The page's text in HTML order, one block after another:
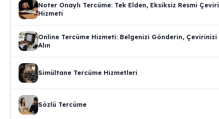
Noter Onaylı Tercüme: Tek Elden, Eksiksiz Resmi Çeviri
Hizmeti
Online Tercüme Hizmeti: Belgenizi Gönderin, Çevirinizi
Alın
Simültane Tercüme Hizmetleri
Sözlü Tercüme